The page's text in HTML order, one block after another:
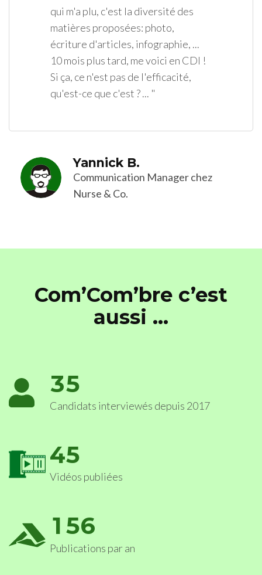
Yannick B.
Communication Manager chez
Nurse & Co.
qui m'a plu, c'est la diversité des
matières proposées: photo,
écriture d'articles, infographie, ...
10 mois plus tard, me voici en CDI !
Si ça, ce n'est pas de l'efficacité,
qu'est-ce que c'est ? ... "
Com’Com’bre c’est
aussi …
Candidats interviewés depuis 2017
35
Vidéos publiées
45
Publications par an
1 56